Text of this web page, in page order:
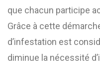
que chacun participe
Grâce à cette
d’infestation est
diminue la nécessité